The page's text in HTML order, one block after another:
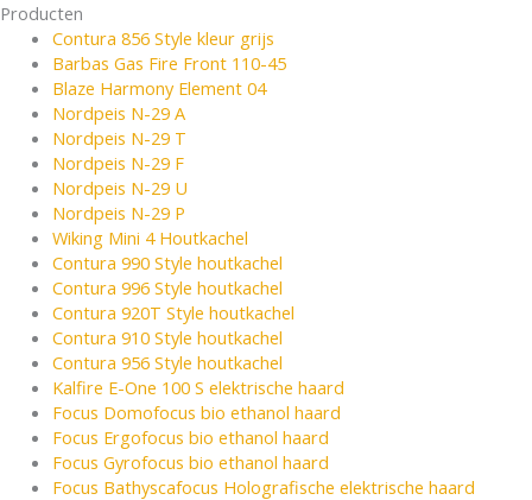
Producten
Contura 856 Style kleur grijs
Barbas Gas Fire Front 110-45
Blaze Harmony Element 04
Nordpeis N-29 A
Nordpeis N-29 T
Nordpeis N-29 F
Nordpeis N-29 U
Nordpeis N-29 P
Wiking Mini 4 Houtkachel
Contura 990 Style houtkachel
Contura 996 Style houtkachel
Contura 920T Style houtkachel
Contura 910 Style houtkachel
Contura 956 Style houtkachel
Kalfire E-One 100 S elektrische haard
Focus Domofocus bio ethanol haard
Focus Ergofocus bio ethanol haard
Focus Gyrofocus bio ethanol haard
Focus Bathyscafocus Holografische elektrische haard